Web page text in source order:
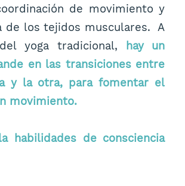
de movimiento y
de los tejidos musculares. A
yoga tradicional,
hay un
en las transiciones entre
y la otra, para fomentar el
movimiento.
habilidades de consciencia